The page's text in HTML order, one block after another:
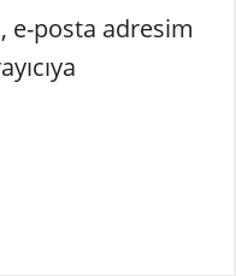
e-posta adresim